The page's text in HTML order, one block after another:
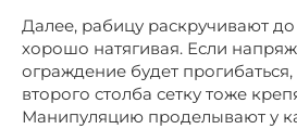
Далее, рабицу раскручивают
хорошо натягивая. Если
ограждение будет прогибаться,
второго столба сетку тоже
Манипуляцию проделывают у